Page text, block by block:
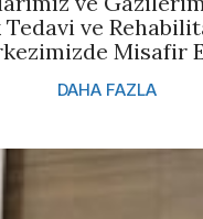
ve
Misafir
DAHA FAZLA